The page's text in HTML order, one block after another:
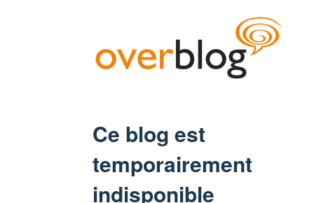
Ce blog est
temporairement
indisponible